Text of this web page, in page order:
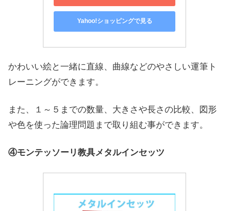
Yahoo!ショッピングで見る
かわいい絵と一緒に直線、曲線などのやさしい運筆ト
レーニングができます。
また、１～５までの数量、大きさや長さの比較、図形
や色を使った論理問題まで取り組む事ができます。
④モンテッソーリ教具メタルインセッツ